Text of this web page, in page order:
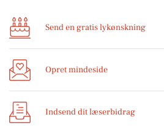
Send en gratis lykønskning
Opret mindeside
Indsend dit læserbidrag